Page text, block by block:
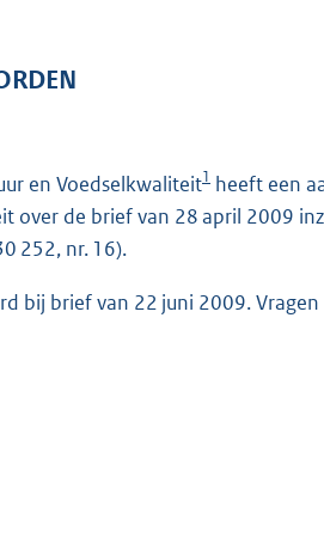
t
t
e
en Voedselkwaliteit1 heeft een
over de brief van 28 april 2009
252, nr. 16).
bij brief van 22 juni 2009.